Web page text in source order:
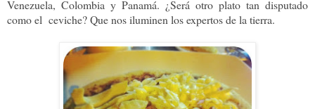
Venezuela, Colombia y Panamá. ¿Será otro plato tan disputado
como el ceviche? Que nos iluminen los expertos de la tierra.